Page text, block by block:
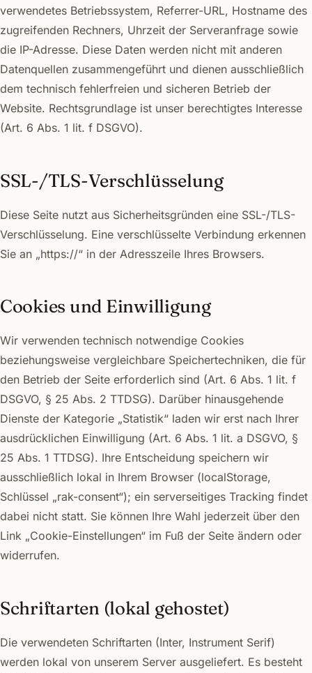
verwendetes Betriebssystem, Referrer-URL, Hostname des
zugreifenden Rechners, Uhrzeit der Serveranfrage sowie
die IP-Adresse. Diese Daten werden nicht mit anderen
Datenquellen zusammengeführt und dienen ausschließlich
dem technisch fehlerfreien und sicheren Betrieb der
Website. Rechtsgrundlage ist unser berechtigtes Interesse
(Art. 6 Abs. 1 lit. f DSGVO).
SSL-/TLS-Verschlüsselung
Diese Seite nutzt aus Sicherheitsgründen eine SSL-/TLS-
Verschlüsselung. Eine verschlüsselte Verbindung erkennen
Sie an „https://“ in der Adresszeile Ihres Browsers.
Cookies und Einwilligung
Wir verwenden technisch notwendige Cookies
beziehungsweise vergleichbare Speichertechniken, die für
den Betrieb der Seite erforderlich sind (Art. 6 Abs. 1 lit. f
DSGVO, § 25 Abs. 2 TTDSG). Darüber hinausgehende
Dienste der Kategorie „Statistik“ laden wir erst nach Ihrer
ausdrücklichen Einwilligung (Art. 6 Abs. 1 lit. a DSGVO, §
25 Abs. 1 TTDSG). Ihre Entscheidung speichern wir
ausschließlich lokal in Ihrem Browser (localStorage,
Schlüssel „rak-consent“); ein serverseitiges Tracking findet
dabei nicht statt. Sie können Ihre Wahl jederzeit über den
Link „Cookie-Einstellungen“ im Fuß der Seite ändern oder
widerrufen.
Schriftarten (lokal gehostet)
Die verwendeten Schriftarten (Inter, Instrument Serif)
werden lokal von unserem Server ausgeliefert. Es besteht